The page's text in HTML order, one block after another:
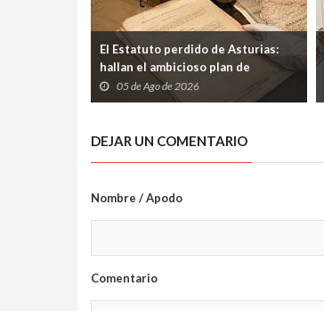
El Estatuto perdido de Asturias:
hallan el ambicioso plan de
autogobierno que la guerra
condenó al olvido
05 de Ago de 2026
DEJAR UN COMENTARIO
Nombre / Apodo
Comentario